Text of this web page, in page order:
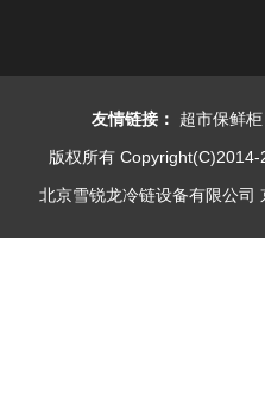
友情链接：
超市保鲜柜
版权所有
北京雪锐龙冷链设备有限公司